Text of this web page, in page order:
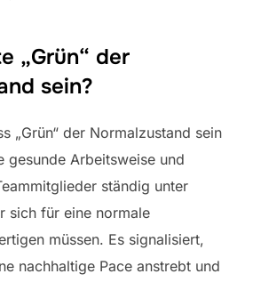
„Grün“ der
sein?
„Grün“ der Normalzustand sein
gesunde Arbeitsweise und
ständig unter
sich für eine normale
müssen. Es signalisiert,
nachhaltige Pace anstrebt und